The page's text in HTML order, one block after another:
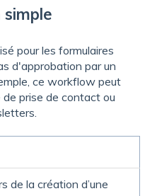
pour les formulaires
d'approbation par un
ce workflow peut
prise de contact ou
de la création d’une